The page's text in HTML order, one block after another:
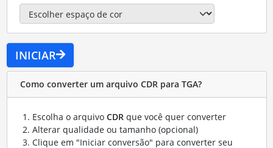
INICIAR
Como converter um arquivo CDR para TGA?
Escolha o arquivo CDRque você quer converter
Alterar qualidade ou tamanho (opcional)
Clique em "Iniciar conversão" para converter seu